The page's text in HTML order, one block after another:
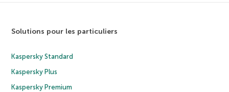
Solutions pour les particuliers
Kaspersky Standard
Kaspersky Plus
Kaspersky Premium